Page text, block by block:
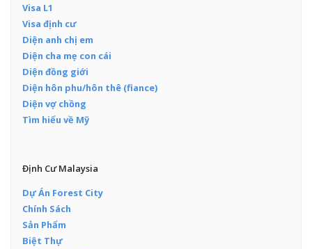
Visa L1
Visa định cư
Diện anh chị em
Diện cha mẹ con cái
Diện đồng giới
Diện hôn phu/hôn thê (fiance)
Diện vợ chồng
Tìm hiểu về Mỹ
Định Cư Malaysia
Dự Án Forest City
Chính Sách
Sản Phẩm
Biệt Thự